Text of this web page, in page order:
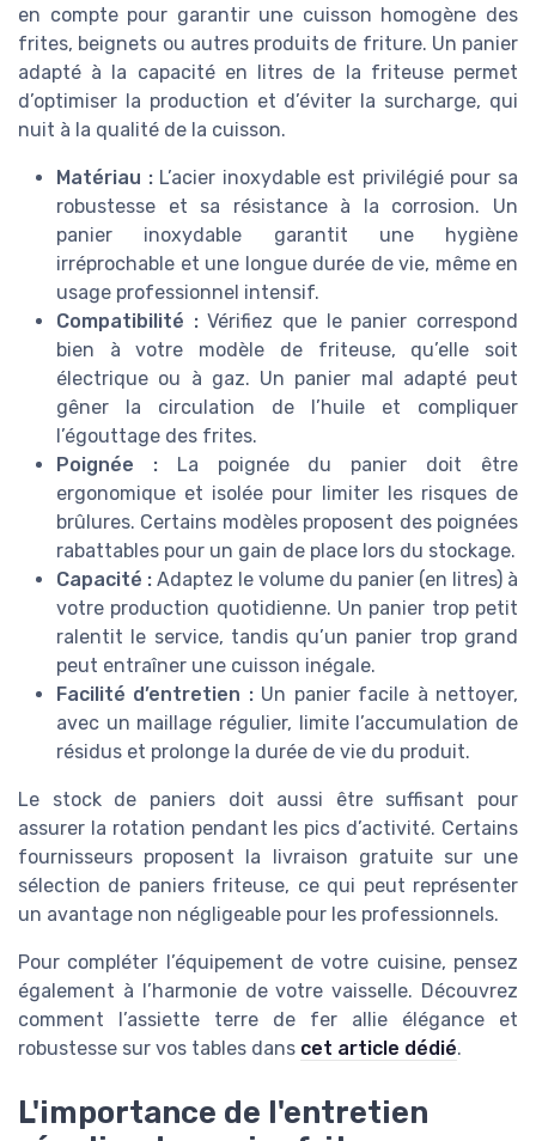
en compte pour garantir une cuisson homogène des
frites, beignets ou autres produits de friture. Un panier
adapté à la capacité en litres de la friteuse permet
d’optimiser la production et d’éviter la surcharge, qui
nuit à la qualité de la cuisson.
Matériau :L’acier inoxydable est privilégié pour sa
robustesse et sa résistance à la corrosion. Un
panier inoxydable garantit une hygiène
irréprochable et une longue durée de vie, même en
usage professionnel intensif.
Compatibilité :Vérifiez que le panier correspond
bien à votre modèle de friteuse, qu’elle soit
électrique ou à gaz. Un panier mal adapté peut
gêner la circulation de l’huile et compliquer
l’égouttage des frites.
Poignée :La poignée du panier doit être
ergonomique et isolée pour limiter les risques de
brûlures. Certains modèles proposent des poignées
rabattables pour un gain de place lors du stockage.
Capacité : Adaptez le volume du panier (en litres) à
votre production quotidienne. Un panier trop petit
ralentit le service, tandis qu’un panier trop grand
peut entraîner une cuisson inégale.
Facilité d’entretien :Un panier facile à nettoyer,
avec un maillage régulier, limite l’accumulation de
résidus et prolonge la durée de vie du produit.
Le stock de paniers doit aussi être suffisant pour
assurer la rotation pendant les pics d’activité. Certains
fournisseurs proposent la livraison gratuite sur une
sélection de paniers friteuse, ce qui peut représenter
un avantage non négligeable pour les professionnels.
Pour compléter l’équipement de votre cuisine, pensez
également à l’harmonie de votre vaisselle. Découvrez
comment l’assiette terre de fer allie élégance et
robustesse sur vos tables dans cet article dédié.
L'importance de l'entretien